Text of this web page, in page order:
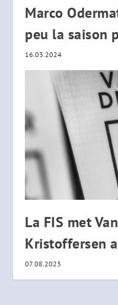
Marco
peu la saison
16.03.2024
La FIS met
Kristoffersen
07.08.2023